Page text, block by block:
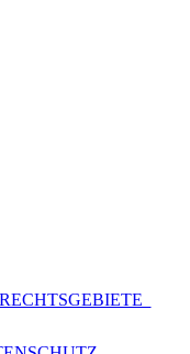
RECHTSGEBIETE